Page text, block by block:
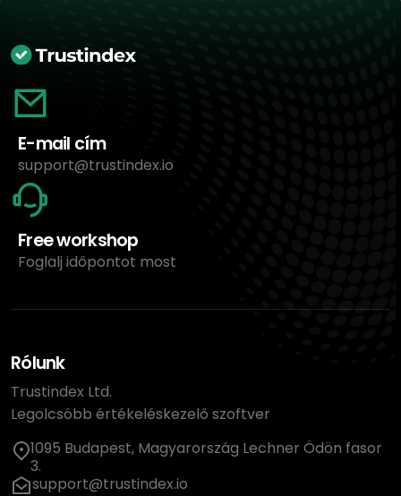
E-mail cím
support@trustindex.io
Free workshop
Foglalj időpontot most
Rólunk
Trustindex Ltd.
Legolcsóbb értékeléskezelő szoftver
1095 Budapest, Magyarország Lechner Ödön fasor
3.
support@trustindex.io